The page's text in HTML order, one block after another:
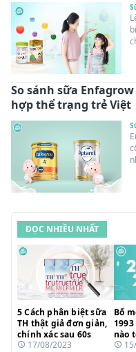
So sánh sữa
hợp thể trạng trẻ Việt
ĐỌC NHIỀU NHẤT
5 Cách phân biệt sữa
TH thật giả đơn giản,
chính xác sau 60s
17/08/2023
Bố
nào
hợp